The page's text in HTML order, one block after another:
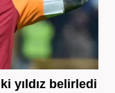
yıldız belirledi